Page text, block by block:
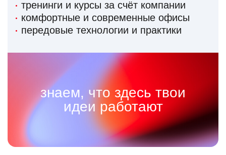
тренинги и курсы за счёт компании
комфортные и современные офисы
передовые технологии и практики
знаем, что здесь твои
идеи работают